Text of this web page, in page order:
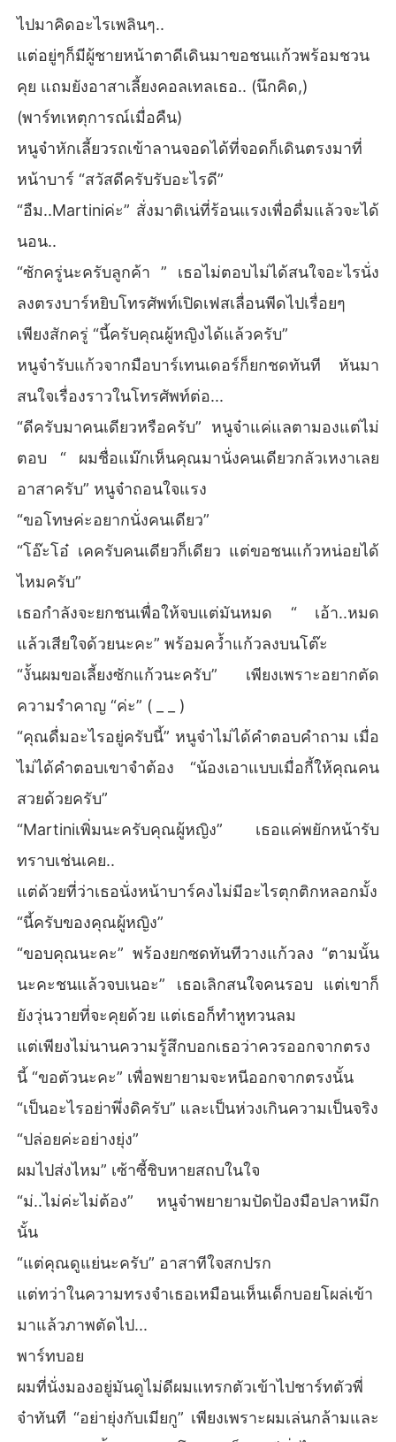
ไปมาคิดอะไรเพลินๆ..
แต่อยู่ๆก็มีผู้ชายหน้าตาดีเดินมาขอชนแก้วพร้อมชวน
คุย แถมยังอาสาเลี้ยงคอลเทลเธอ.. (นึกคิด,)
(พาร์ทเหตุการณ์เมื่อคืน)
หนูจ๋าหักเลี้ยวรถเข้าลานจอดได้ที่จอดก็เดินตรงมาที่
หน้าบาร์ “สวัสดีครับรับอะไรดี”
“อืม..Martiniค่ะ” สั่งมาติเน่ที่ร้อนแรงเพื่อดื่มแล้วจะได้
นอน..
“ซักครู่นะครับลูกค้า ” เธอไม่ตอบไม่ได้สนใจอะไรนั่ง
ลงตรงบาร์หยิบโทรศัพท์เปิดเฟสเลื่อนพีดไปเรื่อยๆ
เพียงสักครู่ “นี้ครับคุณผู้หญิงได้แล้วครับ”
หนูจ๋ารับแก้วจากมือบาร์เทนเดอร์ก็ยกชดทันที หันมา
สนใจเรื่องราวในโทรศัพท์ต่อ...
“ดีครับมาคนเดียวหรือครับ” หนูจ๋าแค่แลตามองแต่ไม่
ตอบ “ ผมชื่อแม๊กเห็นคุณมานั่งคนเดียวกลัวเหงาเลย
อาสาครับ” หนูจ๋าถอนใจแรง
“ขอโทษค่ะอยากนั่งคนเดียว”
“โอ๊ะโอ๋ เคครับคนเดียวก็เดียว แต่ขอชนแก้วหน่อยได้
ไหมครับ”
เธอกำลังจะยกชนเพื่อให้จบแต่มันหมด “ เอ้า..หมด
แล้วเสียใจด้วยนะคะ” พร้อมคว้ำแก้วลงบนโต๊ะ
“งั้นผมขอเลี้ยงซักแก้วนะครับ” เพียงเพราะอยากตัด
ความรำคาญ “ค่ะ” ( _ _ )
“คุณดื่มอะไรอยู่ครับนี้” หนูจ๋าไม่ได้คำตอบคำถาม เมื่อ
ไม่ได้คำตอบเขาจำต้อง “น้องเอาแบบเมื่อกี้ให้คุณคน
สวยด้วยครับ”
“Martiniเพิ่มนะครับคุณผู้หญิง” เธอแค่พยักหน้ารับ
ทราบเช่นเคย..
แต่ด้วยที่ว่าเธอนั่งหน้าบาร์คงไม่มีอะไรตุกติกหลอกมั้ง
“นี้ครับของคุณผู้หญิง”
“ขอบคุณนะคะ” พร้องยกซดทันทีวางแก้วลง “ตามนั้น
นะคะชนแล้วจบเนอะ” เธอเลิกสนใจคนรอบ แต่เขาก็
ยังวุ่นวายที่จะคุยด้วย แต่เธอก็ทำหูทวนลม
แต่เพียงไม่นานความรู้สึกบอกเธอว่าควรออกจากตรง
นี้ “ขอตัวนะคะ” เพื่อพยายามจะหนีออกจากตรงนั้น
“เป็นอะไรอย่าพึ่งดิครับ” และเป็นห่วงเกินความเป็นจริง
“ปล่อยค่ะอย่างยุ่ง”
ผมไปส่งไหม” เซ้าซี้ชิบหายสถบในใจ
“ม่..ไม่ค่ะไม่ต้อง” หนูจ๋าพยายามปัดป้องมือปลาหมึก
นั้น
“แต่คุณดูแย่นะครับ” อาสาทีใจสกปรก
แต่ทว่าในความทรงจำเธอเหมือนเห็นเด็กบอยโผล่เข้า
มาแล้วภาพตัดไป...
พาร์ทบอย
ผมที่นั่งมองอยู่มันดูไม่ดีผมแทรกตัวเข้าไปชาร์ทตัวพี่
จ๋าทันที “อย่ายุ่งกับเมียกู” เพียงเพราะผมเล่นกล้ามและ